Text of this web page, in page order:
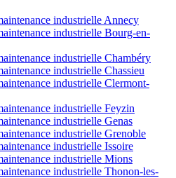
industrielle Annecy
industrielle Bourg-en-
industrielle Chambéry
industrielle Chassieu
industrielle Clermont-
industrielle Feyzin
industrielle Genas
industrielle Grenoble
industrielle Issoire
industrielle Mions
industrielle Thonon-les-